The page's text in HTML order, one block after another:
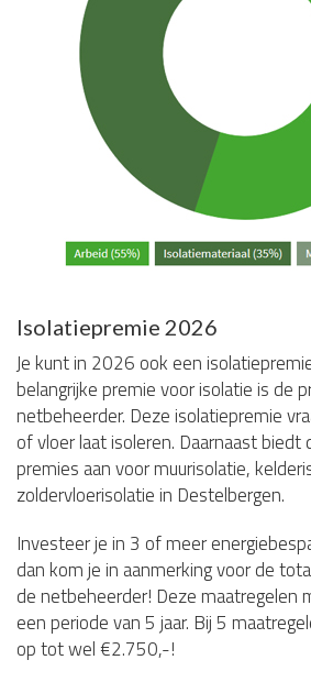
Isolatiepremie 2026
Je kunt in 2026 ook een
belangrijke premie voor isolatie is de
netbeheerder. Deze isolatiepremie
of vloer laat isoleren. Daarnaast
premies aan voor muurisolatie,
zoldervloerisolatie in Destelbergen.
Investeer je in 3 of meer
dan kom je in aanmerking voor de
de netbeheerder! Deze maatregelen
een periode van 5 jaar. Bij 5
op tot wel €2.750,-!